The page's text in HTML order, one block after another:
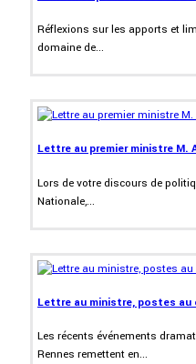
Réflexions sur les apports et
domaine de...
Lettre au premier ministre M.
Lors de votre discours de
Nationale,...
Lettre au ministre, postes au
Les récents événements
Rennes remettent en...